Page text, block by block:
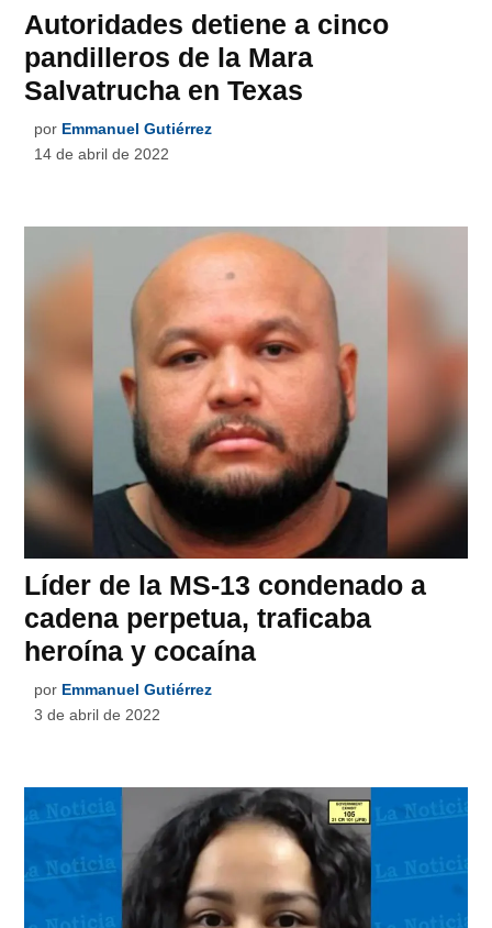
Autoridades detiene a cinco
pandilleros de la Mara
Salvatrucha en Texas
por Emmanuel Gutiérrez
14 de abril de 2022
Líder de la MS-13 condenado a
cadena perpetua, traficaba
heroína y cocaína
por Emmanuel Gutiérrez
3 de abril de 2022